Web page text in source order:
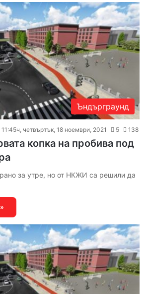
Ъндърграунд
11:45ч, четвъртък, 18 ноември, 2021 5 138
копка на пробива под
за утре, но от НКЖИ са решили да